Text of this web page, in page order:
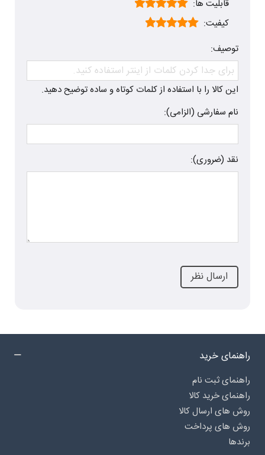
قابلیت ها:
کیفیت:
توصیف:
این کالا را با استفاده از کلمات کوتاه و ساده توضیح دهید.
نام سفارشی (الزامی):
نقد (ضروری):
راهنمای خرید
راهنمای ثبت نام
راهنمای خرید کالا
روش های ارسال کالا
روش های پرداخت
برندها